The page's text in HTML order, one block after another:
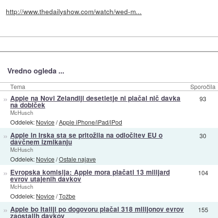
http://www.thedailyshow.com/watch/wed-m...
Vredno ogleda ...
Tema Sporočila
» Apple na Novi Zelandiji desetletje ni plačal nič davka
na dobiček
McHusch
Oddelek: Novice/Apple iPhone/iPad/iPod
93
» Apple in Irska sta se pritožila na odločitev EU o
davčnem izmikanju
McHusch
Oddelek: Novice/Ostale najave
30
» Evropska komisija: Apple mora plačati 13 milijard
evrov utajenih davkov
McHusch
Oddelek: Novice/Tožbe
104
» Apple bo Italiji po dogovoru plačal 318 milijonov evrov
zaostalih davkov
155